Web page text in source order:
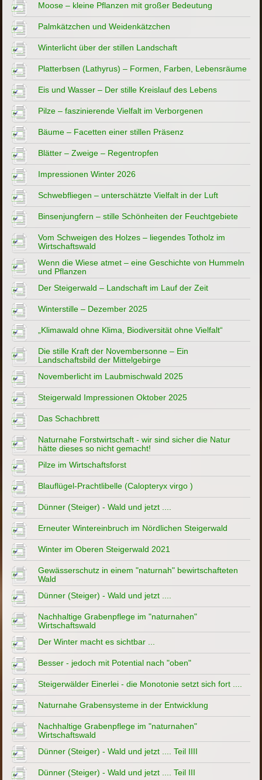
Moose – kleine Pflanzen mit großer Bedeutung
Palmkätzchen und Weidenkätzchen
Winterlicht über der stillen Landschaft
Platterbsen (Lathyrus) – Formen, Farben, Lebensräume
Eis und Wasser – Der stille Kreislauf des Lebens
Pilze – faszinierende Vielfalt im Verborgenen
Bäume – Facetten einer stillen Präsenz
Blätter – Zweige – Regentropfen
Impressionen Winter 2026
Schwebfliegen – unterschätzte Vielfalt in der Luft
Binsenjungfern – stille Schönheiten der Feuchtgebiete
Vom Schweigen des Holzes – liegendes Totholz im
Wirtschaftswald
Wenn die Wiese atmet – eine Geschichte von Hummeln
und Pflanzen
Der Steigerwald – Landschaft im Lauf der Zeit
Winterstille – Dezember 2025
„Klimawald ohne Klima, Biodiversität ohne Vielfalt“
Die stille Kraft der Novembersonne – Ein
Landschaftsbild der Mittelgebirge
Novemberlicht im Laubmischwald 2025
Steigerwald Impressionen Oktober 2025
Das Schachbrett
Naturnahe Forstwirtschaft - wir sind sicher die Natur
hätte dieses so nicht gemacht!
Pilze im Wirtschaftsforst
Blauflügel-Prachtlibelle (Calopteryx virgo )
Dünner (Steiger) - Wald und jetzt ....
Erneuter Wintereinbruch im Nördlichen Steigerwald
Winter im Oberen Steigerwald 2021
Gewässerschutz in einem "naturnah" bewirtschafteten
Wald
Dünner (Steiger) - Wald und jetzt ....
Nachhaltige Grabenpflege im "naturnahen"
Wirtschaftswald
Der Winter macht es sichtbar ...
Besser - jedoch mit Potential nach "oben"
Steigerwälder Einerlei - die Monotonie setzt sich fort ....
Naturnahe Grabensysteme in der Entwicklung
Nachhaltige Grabenpflege im "naturnahen"
Wirtschaftswald
Dünner (Steiger) - Wald und jetzt .... Teil IIII
Dünner (Steiger) - Wald und jetzt .... Teil III